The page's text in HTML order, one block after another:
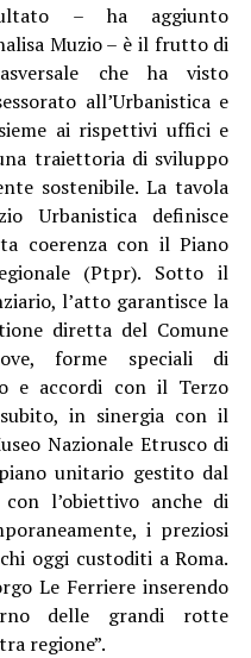
– ha aggiunto
Muzio – è il frutto di
che ha visto
all’Urbanistica e
ai rispettivi uffici e
traiettoria di sviluppo
sostenibile. La tavola
Urbanistica definisce
coerenza con il Piano
(Ptpr). Sotto il
l’atto garantisce la
diretta del Comune
forme speciali di
e accordi con il Terzo
in sinergia con il
Nazionale Etrusco di
unitario gestito dal
l’obiettivo anche di
i preziosi
oggi custoditi a Roma.
Le Ferriere inserendo
delle grandi rotte
regione”.